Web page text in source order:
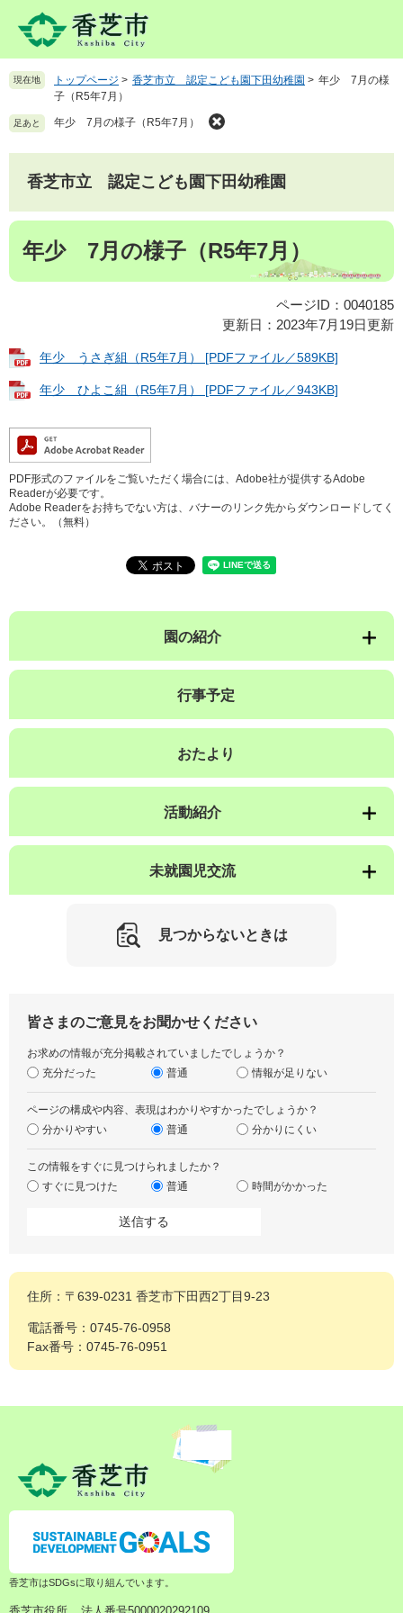
先を 現在地 トップページ > 香芝市立 認定こども園下田幼稚園 > 年少 7月の様
子（R5年7月）
足あと 年少 7月の様子（R5年7月）
香芝市立 認定こども園下田幼稚園
本
年少 7月の様子（R5年7月）
ページID：0040185
更新日：2023年7月19日更新
年少 うさぎ組（R5年7月） [PDFファイル／589KB]
年少 ひよこ組（R5年7月） [PDFファイル／943KB]
PDF形式のファイルをご覧いただく場合には、Adobe社が提供するAdobe
Readerが必要です。
Adobe Readerをお持ちでない方は、バナーのリンク先からダウンロードしてく
ださい。（無料）
園の紹介
行事予定
おたより
活動紹介
未就園児交流
見つからないときは
皆さまのご意見をお聞かせください
お求めの情報が充分掲載されていましたでしょうか？
充分だった
普通 情報が足りない
ページの構成や内容、表現はわかりやすかったでしょうか？
分かりやすい
普通 分かりにくい
この情報をすぐに見つけられましたか？
すぐに見つけた
普通 時間がかかった
住所：〒639-0231 香芝市下田西2丁目9-23
電話番号：0745-76-0958
Fax番号：0745-76-0951
香芝市はSDGsに取り組んでいます。